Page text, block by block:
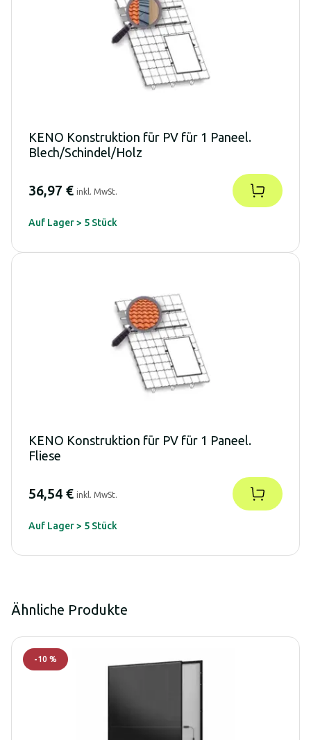
KENO Konstruktion für PV für 1 Paneel.
Blech/Schindel/Holz
36,97 € inkl. MwSt.
Auf Lager > 5 Stück
KENO Konstruktion für PV für 1 Paneel.
Fliese
54,54 € inkl. MwSt.
Auf Lager > 5 Stück
Ähnliche Produkte
-10 %